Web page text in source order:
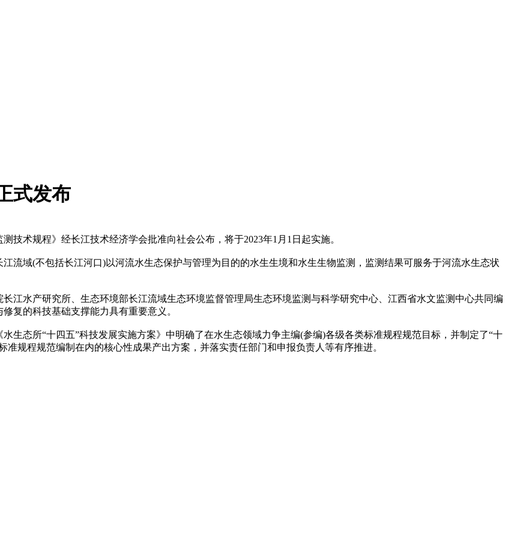
式发布
术规程》经长江技术经济学会批准向社会公布，将于2023年1月1日起实施。
域(不包括长江河口)以河流水生态保护与管理为目的的水生生境和水生生物监测，监测结果可服务于河流水生态状
水产研究所、生态环境部长江流域生态环境监督管理局生态环境监测与科学研究中心、江西省水文监测中心共同编
复的科技基础支撑能力具有重要意义。
态所“十四五”科技发展实施方案》中明确了在水生态领域力争主编(参编)各级各类标准规程规范目标，并制定了“十
规程规范编制在内的核心性成果产出方案，并落实责任部门和申报负责人等有序推进。